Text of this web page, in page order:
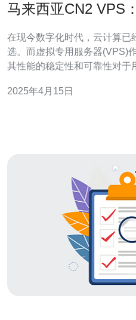
马来西亚CN2 VPS
在现今数字化时代，云计算已
选。而虚拟专用服务器(VPS)
其性能的稳定性和可靠性对于
CN2 VPS采用了高速连接技术
2025年4月15日